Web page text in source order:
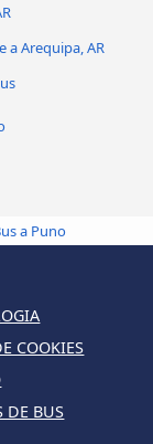
a Arequipa, AR
a Puno
COOKIES
DE BUS